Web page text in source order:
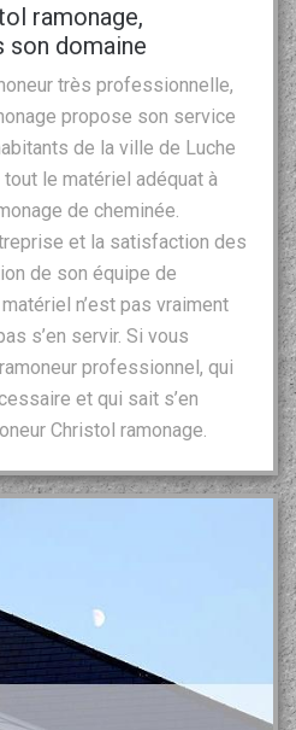
ramonage,
son domaine
très professionnelle,
propose son service
de la ville de Luche
le matériel adéquat à
de cheminée.
et la satisfaction des
de son équipe de
n’est pas vraiment
s’en servir. Si vous
professionnel, qui
et qui sait s’en
Christol ramonage.